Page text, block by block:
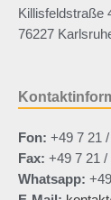
Killisfeldstraße
76227
Fon: +49 7 21
Fax: +49 7 21 /
Whatsapp: